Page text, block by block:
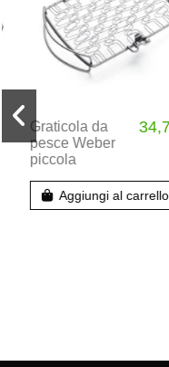
Graticola da
pesce Weber
piccola
Aggiungi al carrello